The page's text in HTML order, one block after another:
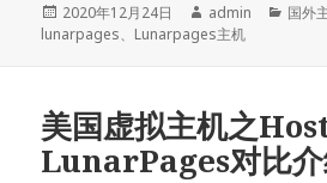
发
布
2020年12月24日
作
者
admin
分
国外
lunarpages、 Lunarpages主机
美国虚拟主机之
LunarPages对比